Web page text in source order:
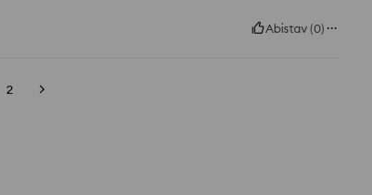
Abistav(0)
2